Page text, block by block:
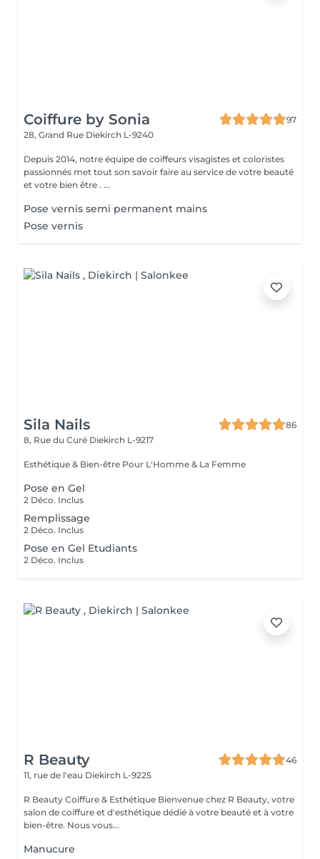
Coiffure by Sonia
97
28, Grand Rue Diekirch L-9240
Depuis 2014, notre équipe de coiffeurs visagistes et coloristes
passionnés met tout son savoir faire au service de votre beauté
et votre bien être . ...
Pose vernis semi permanent mains
Pose vernis
Sila Nails
86
8, Rue du Curé Diekirch L-9217
Esthétique & Bien-être Pour L'Homme & La Femme
Pose en Gel
2 Déco. Inclus
Remplissage
2 Déco. Inclus
Pose en Gel Etudiants
2 Déco. Inclus
R Beauty
46
11, rue de l'eau Diekirch L-9225
R Beauty Coiffure & Esthétique Bienvenue chez R Beauty, votre
salon de coiffure et d'esthétique dédié à votre beauté et à votre
bien-être. Nous vous...
Manucure